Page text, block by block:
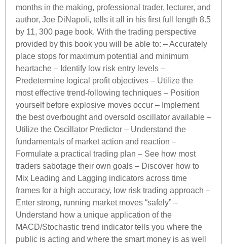
months in the making, professional trader, lecturer, and
author, Joe DiNapoli, tells it all in his first full length 8.5
by 11, 300 page book. With the trading perspective
provided by this book you will be able to: – Accurately
place stops for maximum potential and minimum
heartache – Identify low risk entry levels –
Predetermine logical profit objectives – Utilize the
most effective trend-following techniques – Position
yourself before explosive moves occur – Implement
the best overbought and oversold oscillator available –
Utilize the Oscillator Predictor – Understand the
fundamentals of market action and reaction –
Formulate a practical trading plan – See how most
traders sabotage their own goals – Discover how to
Mix Leading and Lagging indicators across time
frames for a high accuracy, low risk trading approach –
Enter strong, running market moves “safely” –
Understand how a unique application of the
MACD/Stochastic trend indicator tells you where the
public is acting and where the smart money is as well